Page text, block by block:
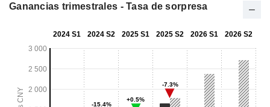
Ganancias trimestrales - Tasa de sorpresa